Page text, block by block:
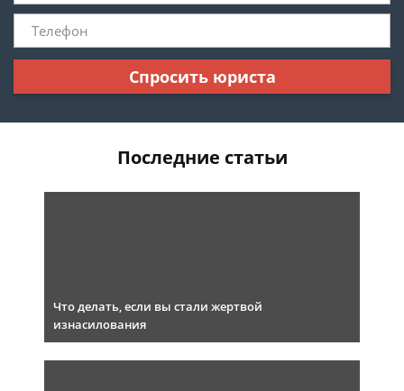
Спросить юриста
Последние статьи
Что делать, если вы стали жертвой
изнасилования